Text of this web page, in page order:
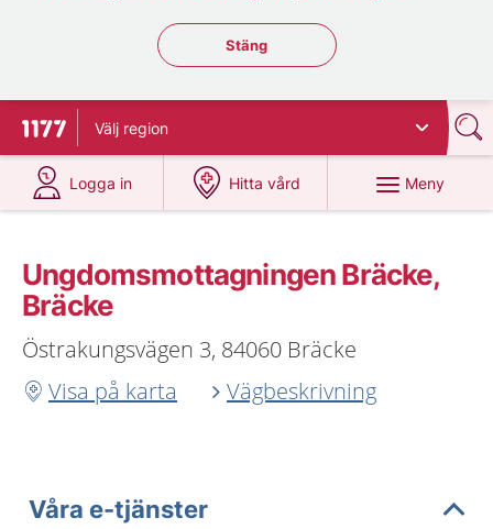
Stäng regionsväljaren
Stäng
Till startsidan för 1177
Välj region
Logga in
på 1177.se
Hitta vård
på 1177.se
Meny
Ungdoms­mottagningen Bräcke,
Bräcke
Östrakungsvägen 3, 84060 Bräcke
Visa på karta
Vägbeskrivning
Våra e-tjänster